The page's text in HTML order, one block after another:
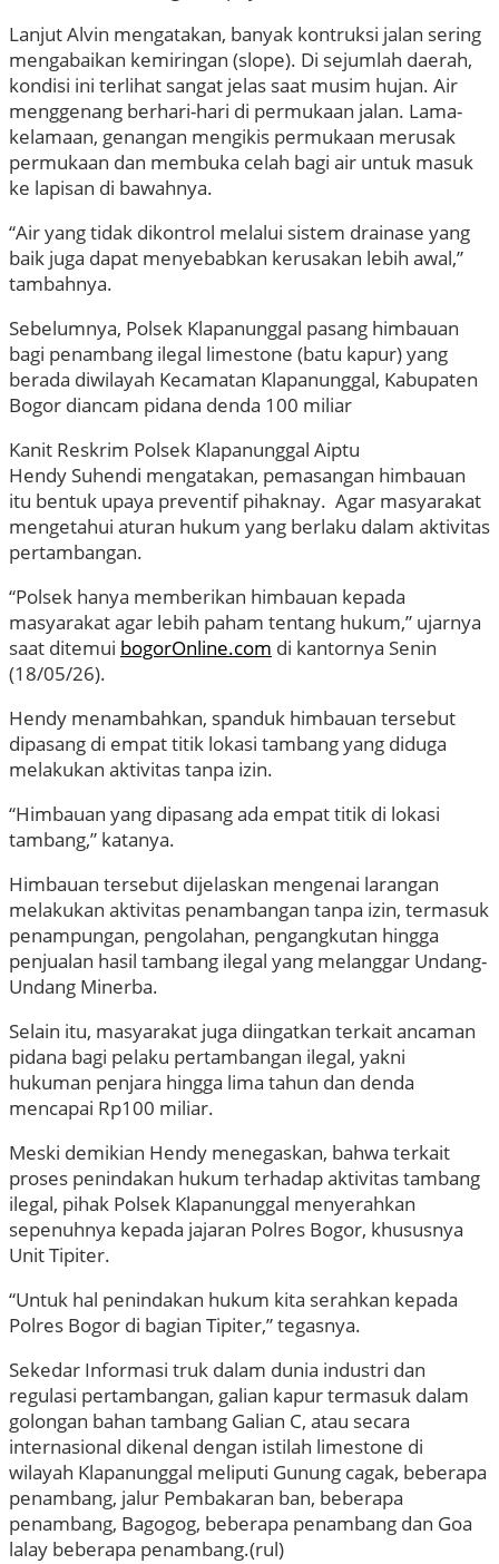
Lanjut Alvin mengatakan, banyak kontruksi jalan sering
mengabaikan kemiringan (slope). Di sejumlah daerah,
kondisi ini terlihat sangat jelas saat musim hujan. Air
menggenang berhari-hari di permukaan jalan. Lama-
kelamaan, genangan mengikis permukaan merusak
permukaan dan membuka celah bagi air untuk masuk
ke lapisan di bawahnya.
“Air yang tidak dikontrol melalui sistem drainase yang
baik juga dapat menyebabkan kerusakan lebih awal,”
tambahnya.
Sebelumnya, Polsek Klapanunggal pasang himbauan
bagi penambang ilegal limestone (batu kapur) yang
berada diwilayah Kecamatan Klapanunggal, Kabupaten
Bogor diancam pidana denda 100 miliar
Kanit Reskrim Polsek Klapanunggal Aiptu
Hendy Suhendi mengatakan, pemasangan himbauan
itu bentuk upaya preventif pihaknay. Agar masyarakat
mengetahui aturan hukum yang berlaku dalam aktivitas
pertambangan.
“Polsek hanya memberikan himbauan kepada
masyarakat agar lebih paham tentang hukum,” ujarnya
saat ditemui bogorOnline.com di kantornya Senin
(18/05/26).
Hendy menambahkan, spanduk himbauan tersebut
dipasang di empat titik lokasi tambang yang diduga
melakukan aktivitas tanpa izin.
“Himbauan yang dipasang ada empat titik di lokasi
tambang,” katanya.
Himbauan tersebut dijelaskan mengenai larangan
melakukan aktivitas penambangan tanpa izin, termasuk
penampungan, pengolahan, pengangkutan hingga
penjualan hasil tambang ilegal yang melanggar Undang-
Undang Minerba.
Selain itu, masyarakat juga diingatkan terkait ancaman
pidana bagi pelaku pertambangan ilegal, yakni
hukuman penjara hingga lima tahun dan denda
mencapai Rp100 miliar.
Meski demikian Hendy menegaskan, bahwa terkait
proses penindakan hukum terhadap aktivitas tambang
ilegal, pihak Polsek Klapanunggal menyerahkan
sepenuhnya kepada jajaran Polres Bogor, khususnya
Unit Tipiter.
“Untuk hal penindakan hukum kita serahkan kepada
Polres Bogor di bagian Tipiter,” tegasnya.
Sekedar Informasi truk dalam dunia industri dan
regulasi pertambangan, galian kapur termasuk dalam
golongan bahan tambang Galian C, atau secara
internasional dikenal dengan istilah limestone di
wilayah Klapanunggal meliputi Gunung cagak, beberapa
penambang, jalur Pembakaran ban, beberapa
penambang, Bagogog, beberapa penambang dan Goa
lalay beberapa penambang.(rul)